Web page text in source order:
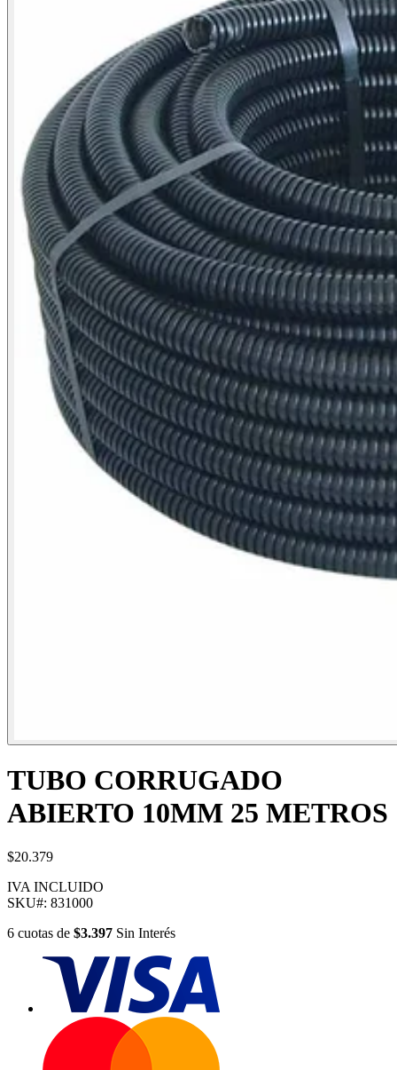
TUBO CORRUGADO
ABIERTO 10MM 25 METROS
$20.379
IVA INCLUIDO
SKU#: 831000
6 cuotas de $3.397 Sin Interés